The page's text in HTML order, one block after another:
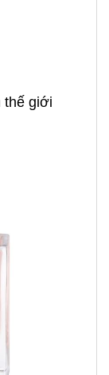
thế giới